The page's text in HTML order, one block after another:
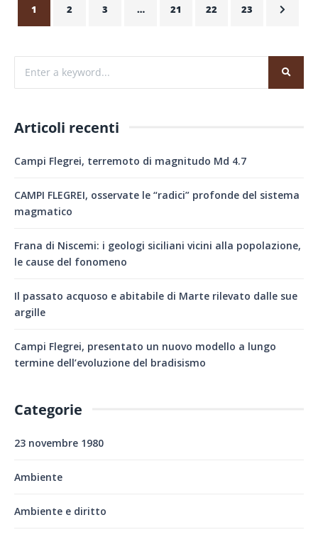
1 2 3 … 21 22 23
Articoli recenti
Campi Flegrei, terremoto di magnitudo Md 4.7
CAMPI FLEGREI, osservate le “radici” profonde del sistema
magmatico
Frana di Niscemi: i geologi siciliani vicini alla popolazione,
le cause del fonomeno
Il passato acquoso e abitabile di Marte rilevato dalle sue
argille
Campi Flegrei, presentato un nuovo modello a lungo
termine dell’evoluzione del bradisismo
Categorie
23 novembre 1980
Ambiente
Ambiente e diritto